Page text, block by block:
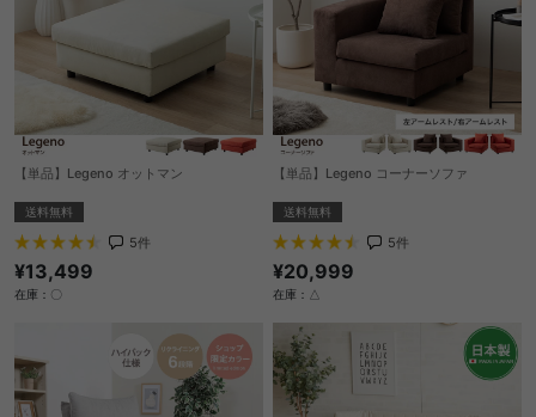
【単品】Legeno オットマン
送料無料
5件
¥13,499
在庫：〇
【単品】Legeno コーナーソファ
送料無料
5件
¥20,999
在庫：△